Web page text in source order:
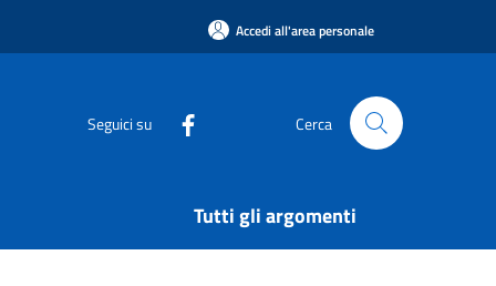
Accedi all'area personale
Seguici su Cerca
Tutti gli argomenti